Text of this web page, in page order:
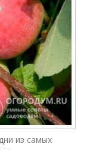
из самых